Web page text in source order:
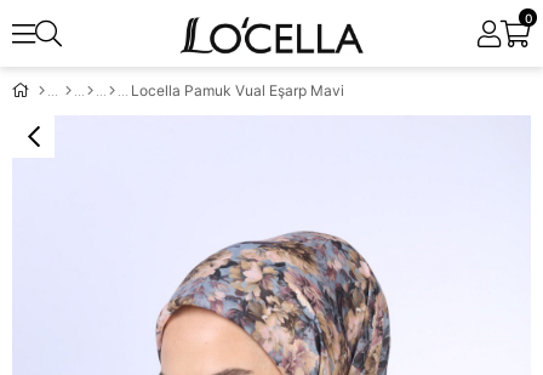
0
Locella Pamuk Vual Eşarp Mavi